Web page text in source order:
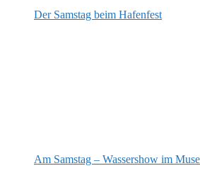
Der Samstag beim Hafenfest
Am Samstag – Wassershow im